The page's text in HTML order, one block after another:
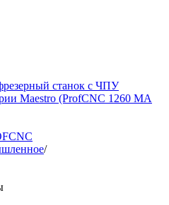
станок с ЧПУ
Maestro (ProfCNC 1260 MA
/